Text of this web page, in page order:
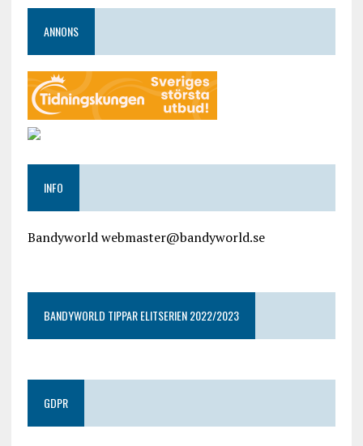
ANNONS
INFO
Bandyworld webmaster@bandyworld.se
BANDYWORLD TIPPAR ELITSERIEN 2022/2023
GDPR